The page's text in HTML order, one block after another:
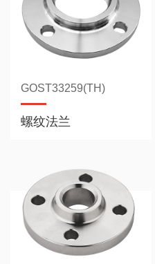
GOST33259(TH)
螺纹法兰